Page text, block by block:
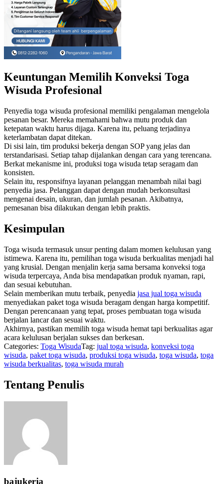
Keuntungan Memilih Konveksi Toga
Wisuda Profesional
Penyedia toga wisuda profesional memiliki pengalaman mengelola
pesanan besar. Mereka memahami bahwa mutu produk dan
ketepatan waktu harus dijaga. Karena itu, peluang terjadinya
keterlambatan dapat ditekan.
Di sisi lain, tim produksi bekerja dengan SOP yang jelas dan
terstandarisasi. Setiap tahap dijalankan dengan cara yang terencana.
Berkat mekanisme ini, produksi toga wisuda tetap seragam dan
konsisten.
Selain itu, responsifnya layanan pelanggan menambah nilai bagi
penyedia jasa. Pelanggan dapat dengan mudah berkonsultasi
mengenai desain, ukuran, dan jumlah pesanan. Akibatnya,
pemesanan bisa dilakukan dengan lebih praktis.
Kesimpulan
Toga wisuda termasuk unsur penting dalam momen kelulusan yang
istimewa. Karena itu, pemilihan toga wisuda berkualitas menjadi hal
yang krusial. Dengan menjalin kerja sama bersama konveksi toga
wisuda terpercaya, Anda bisa mendapatkan produk nyaman, rapi,
dan sesuai kebutuhan.
Selain memberikan mutu terbaik, penyedia jasa jual toga wisuda
menyediakan paket toga wisuda beragam dengan harga kompetitif.
Dengan perencanaan yang tepat, proses pembuatan toga wisuda
berjalan lancar dan sesuai waktu.
Akhirnya, pastikan memilih toga wisuda hemat tapi berkualitas agar
acara kelulusan berjalan sukses dan berkesan.
Categories: Toga WisudaTag: jual toga wisuda, konveksi toga
wisuda, paket toga wisuda, produksi toga wisuda, toga wisuda, toga
wisuda berkualitas, toga wisuda murah
Tentang Penulis
bajukerja